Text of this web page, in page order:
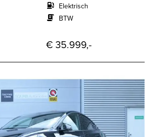
Elektrisch
BTW
€ 35.999,-